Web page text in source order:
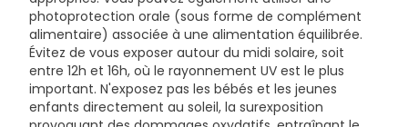
photoprotection orale (sous forme de complément
alimentaire) associée à une alimentation équilibrée.
Évitez de vous exposer autour du midi solaire, soit
entre 12h et 16h, où le rayonnement UV est le plus
important. N'exposez pas les bébés et les jeunes
enfants directement au soleil, la surexposition